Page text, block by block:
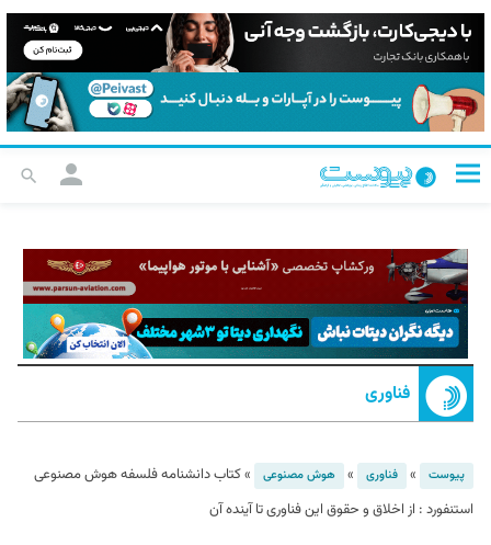
فناوری
پیوست » فناوری » هوش مصنوعی »کتاب دانشنامه فلسفه هوش مصنوعی
استنفورد : از اخلاق و حقوق این فناوری تا آینده آن